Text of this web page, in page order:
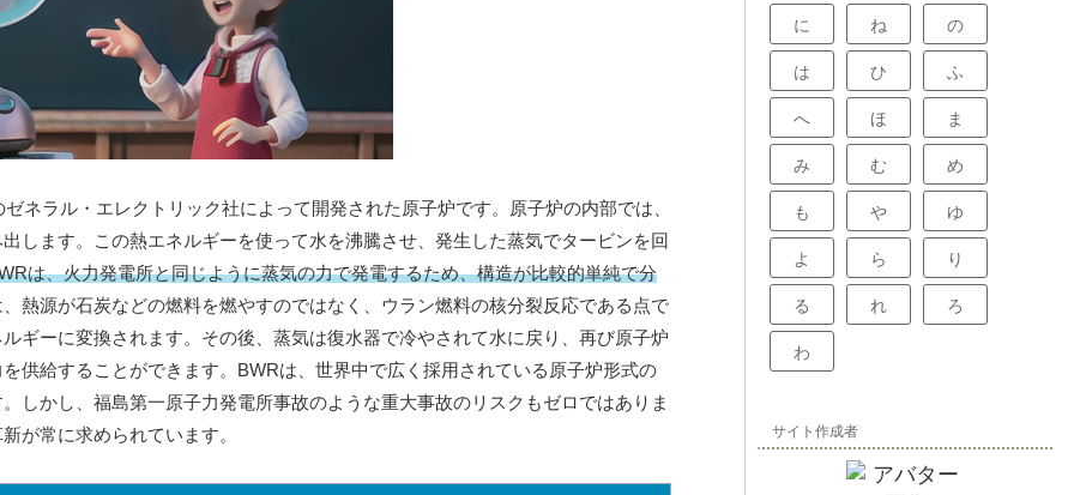
ネラル・エレクトリック社によって開発された原子炉です。原子炉の内部では、
します。この熱エネルギーを使って水を沸騰させ、発生した蒸気でタービンを回
は、火力発電所と同じように蒸気の力で発電するため、構造が比較的単純で分
熱源が石炭などの燃料を燃やすのではなく、ウラン燃料の核分裂反応である点で
ギーに変換されます。その後、蒸気は復水器で冷やされて水に戻り、再び原子炉
供給することができます。BWRは、世界中で広く採用されている原子炉形式の
しかし、福島第一原子力発電所事故のような重大事故のリスクもゼロではありま
が常に求められています。
に ね の
は ひ ふ
へ ほ ま
み む め
も や ゆ
よ ら り
る れ ろ
わ
サイト作成者